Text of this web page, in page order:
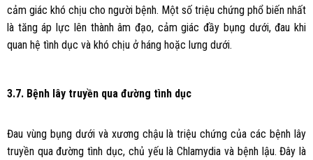
cảm giác khó chịu cho người bệnh. Một số triệu chứng phổ biến nhất
là tăng áp lực lên thành âm đạo, cảm giác đầy bụng dưới, đau khi
quan hệ tình dục và khó chịu ở háng hoặc lưng dưới.
3.7. Bệnh lây truyền qua đường tình dục
Đau vùng bụng dưới và xương chậu là triệu chứng của các bệnh lây
truyền qua đường tình dục, chủ yếu là Chlamydia và bệnh lậu. Đây là